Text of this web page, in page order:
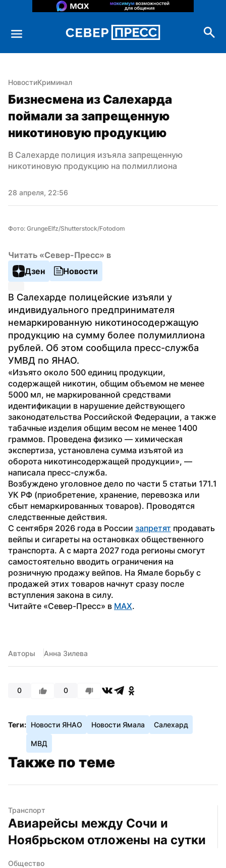
НовостиКриминал
Бизнесмена из Салехарда
поймали за запрещенную
никотиновую продукцию
В Салехарде полиция изъяла запрещенную
никотиновую продукцию на полмиллиона
28 апреля, 22:56
Фото: GrungeElfz/Shutterstock/Fotodom
Читать «Север-Пресс» в
Дзен
Новости
В Салехарде полицейские изъяли у
индивидуального предпринимателя
немаркированную никотиносодержащую
продукцию на сумму более полумиллиона
рублей. Об этом сообщила пресс-служба
УМВД по ЯНАО.
«Изъято около 500 единиц продукции,
содержащей никотин, общим объемом не менее
5000 мл, не маркированной средствами
идентификации в нарушение действующего
законодательства Российской Федерации, а также
табачные изделия общим весом не менее 1400
граммов. Проведена физико — химическая
экспертиза, установлена сумма изъятой из
оборота никотинсодержащей продукции», —
написала пресс-служба.
Возбуждено уголовное дело по части 5 статьи 171.1
УК РФ (приобретение, хранение, перевозка или
сбыт немаркированных товаров). Проводятся
следственные действия.
С сентября 2026 года в России запретят продавать
вейпы и сигареты на остановках общественного
транспорта. А с марта 2027 года регионы смогут
самостоятельно вводить ограничения на
розничную продажу вейпов. На Ямале борьбу с
продажей этих товаров начнут сразу после
вступления закона в силу.
Читайте «Север-Пресс» в MAX.
Авторы Анна Зилева
0 0
Теги: Новости ЯНАО Новости Ямала Салехард
МВД
Также по теме
Транспорт
Авиарейсы между Сочи и
Ноябрьском отложены на сутки
Общество